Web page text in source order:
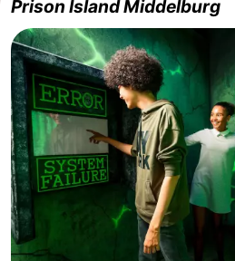
Prison Island Middelburg